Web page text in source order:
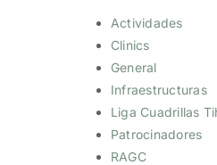
Actividades
Clinics
General
Infraestructuras
Liga Cuadrillas
Patrocinadores
RAGC